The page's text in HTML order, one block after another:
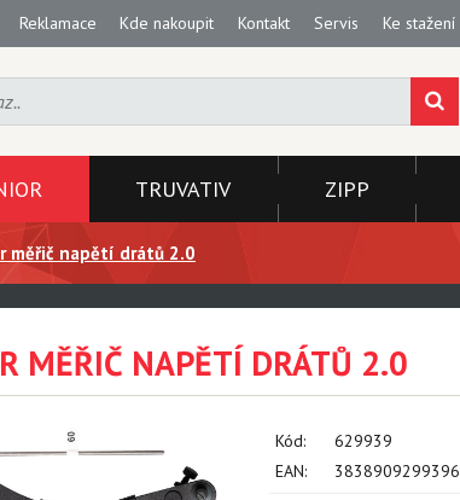
Reklamace Kde nakoupit Kontakt Servis Ke stažení
TRUVATIV ZIPP
měřič napětí drátů 2.0
MĚŘIČ NAPĚTÍ DRÁTŮ 2.0
Kód: 629939
EAN:
3838909299396